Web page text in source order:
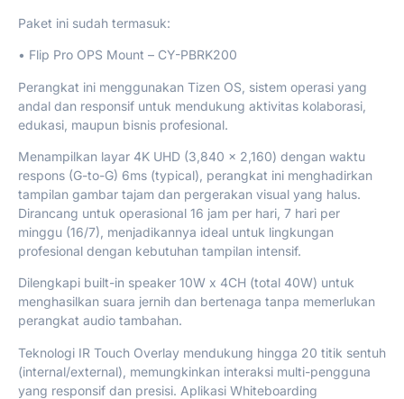
Paket ini sudah termasuk:
• Flip Pro OPS Mount – CY-PBRK200
Perangkat ini menggunakan Tizen OS, sistem operasi yang
andal dan responsif untuk mendukung aktivitas kolaborasi,
edukasi, maupun bisnis profesional.
Menampilkan layar 4K UHD (3,840 x 2,160) dengan waktu
respons (G-to-G) 6ms (typical), perangkat ini menghadirkan
tampilan gambar tajam dan pergerakan visual yang halus.
Dirancang untuk operasional 16 jam per hari, 7 hari per
minggu (16/7), menjadikannya ideal untuk lingkungan
profesional dengan kebutuhan tampilan intensif.
Dilengkapi built-in speaker 10W x 4CH (total 40W) untuk
menghasilkan suara jernih dan bertenaga tanpa memerlukan
perangkat audio tambahan.
Teknologi IR Touch Overlay mendukung hingga 20 titik sentuh
(internal/external), memungkinkan interaksi multi-pengguna
yang responsif dan presisi. Aplikasi Whiteboarding